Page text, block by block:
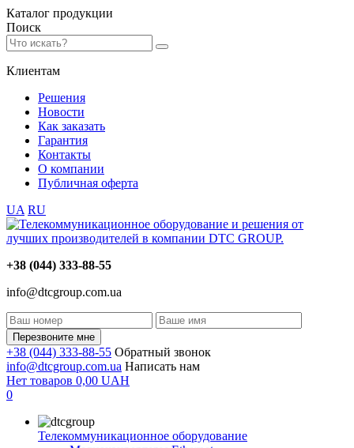
Каталог продукции
Поиск
Клиентам
Решения
Новости
Как заказать
Гарантия
Контакты
О компании
Публичная оферта
UA RU
+38 (044) 333-88-55
info@dtcgroup.com.ua
Перезвоните мне
+38 (044) 333-88-55 Обратный звонок
info@dtcgroup.com.ua Написать нам
Нет товаров 0,00 UAH
0
Телекоммуникационное оборудование